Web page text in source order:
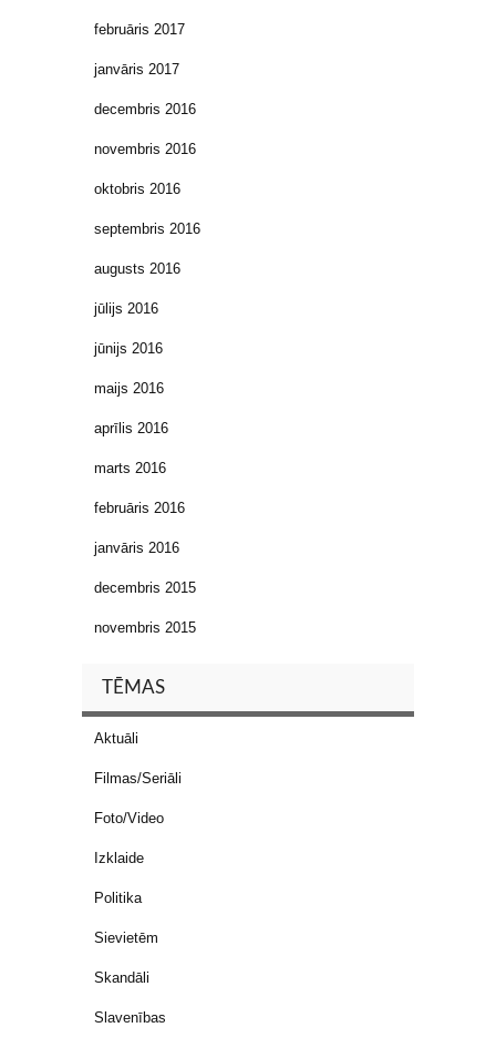
februāris 2017
janvāris 2017
decembris 2016
novembris 2016
oktobris 2016
septembris 2016
augusts 2016
jūlijs 2016
jūnijs 2016
maijs 2016
aprīlis 2016
marts 2016
februāris 2016
janvāris 2016
decembris 2015
novembris 2015
TĒMAS
Aktuāli
Filmas/Seriāli
Foto/Video
Izklaide
Politika
Sievietēm
Skandāli
Slavenības